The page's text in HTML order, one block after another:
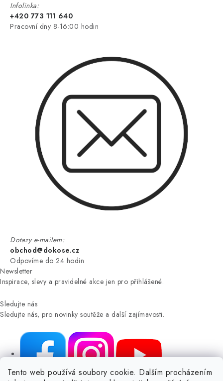
Tento web používá soubory cookie. Dalším procházením
Infolinka:
+420 773 111 640
Pracovní dny 8-16:00 hodin
Dotazy e-mailem:
obchod@dokose.cz
Odpovíme do 24 hodin
Newsletter
Inspirace, slevy a pravidelné akce jen pro přihlášené.
Sledujte nás
Sledujte nás, pro novinky soutěže a další zajímavosti.